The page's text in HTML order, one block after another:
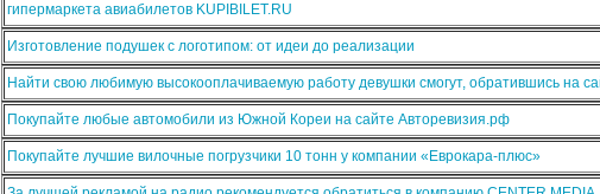
гипермаркета авиабилетов KUPIBILET.RU
Изготовление подушек с логотипом: от идеи до реализации
Найти свою любимую высокооплачиваемую работу девушки смогут, обратившись на
Покупайте любые автомобили из Южной Кореи на сайте Авторевизия.рф
Покупайте лучшие вилочные погрузчики 10 тонн у компании «Еврокара-плюс»